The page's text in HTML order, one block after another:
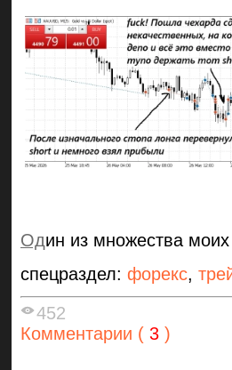
Один из множества
спецраздел: форекс,
452
Комментарии ( 3 )